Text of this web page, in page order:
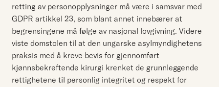
retting av personopplysninger må være i samsvar med
GDPR artikkel 23, som blant annet innebærer at
begrensingene må følge av nasjonal lovgivning. Videre
viste domstolen til at den ungarske asylmyndighetens
praksis med å kreve bevis for gjennomført
kjønnsbekreftende kirurgi krenket de grunnleggende
rettighetene til personlig integritet og respekt for